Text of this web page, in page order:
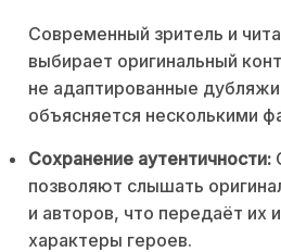
Современный зритель и
выбирает оригинальный
не адаптированные
объясняется несколькими
Сохранение аутентичности:
позволяют слышать
и авторов, что передаёт их
характеры героев.